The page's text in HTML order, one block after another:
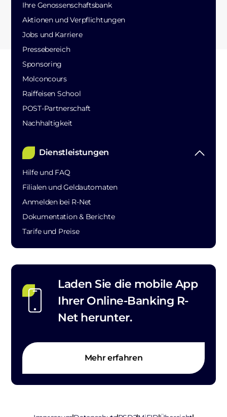
Ihre Genossenschaftsbank
Aktionen und Verpflichtungen
Jobs und Karriere
Pressebereich
Sponsoring
Molconcours
Raiffeisen School
POST-Partnerschaft
Nachhaltigkeit
Dienstleistungen
Hilfe und FAQ
Filialen und Geldautomaten
Anmelden bei R-Net
Dokumentation & Berichte
Tarife und Preise
Laden Sie die mobile App
Ihrer Online-Banking R-
Net herunter.
Mehr erfahren